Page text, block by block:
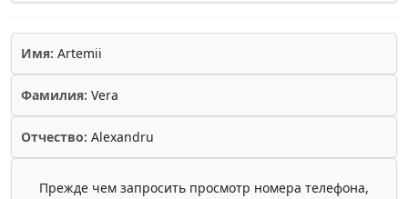
Имя: Artemii
Фамилия: Vera
Отчество: Alexandru
Прежде чем запросить просмотр номера телефона,